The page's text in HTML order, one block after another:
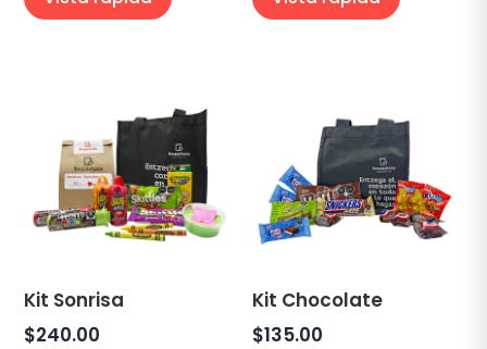
Kit Sonrisa
$240.00
Kit Chocolate
$135.00